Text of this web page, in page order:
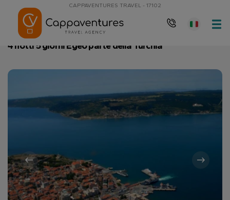
CAPPAVENTURES TRAVEL - 17102
Pagina principale
4 notti 5 giorni Egeo parte della Turchia